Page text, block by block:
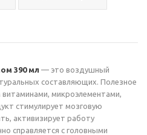
390 мл — это воздушный
составляющих. Полезное
микроэлементами,
стимулирует мозговую
активизирует работу
справляется с головными